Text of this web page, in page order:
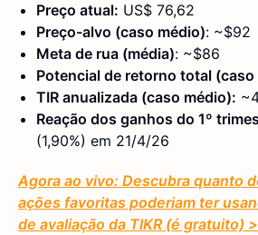
Preço atual: US$ 76,62
Preço-alvo (caso médio): ~$92
Meta de rua (média): ~$86
Potencial de retorno total (caso
TIR anualizada (caso médio):
Reação dos ganhos do 1º
(1,90%) em 21/4/26
Agora ao vivo: Descubra quanto
ações favoritas poderiam ter
de avaliação da TIKR (é gratuito)